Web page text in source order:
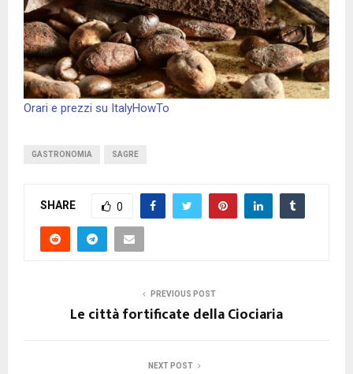
Orari e prezzi su ItalyHowTo
GASTRONOMIA SAGRE
SHARE 0
PREVIOUS POST
Le città fortificate della Ciociaria
NEXT POST